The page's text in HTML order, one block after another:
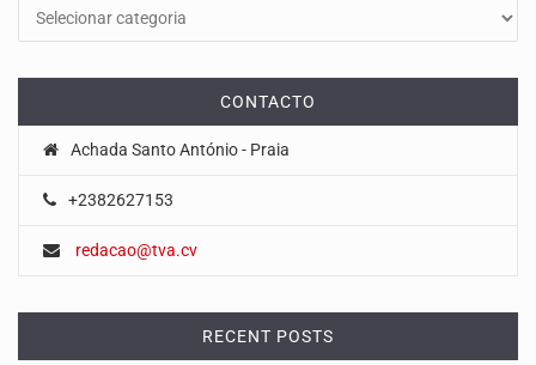
CONTACTO
Achada Santo António - Praia
+2382627153
redacao@tva.cv
RECENT POSTS